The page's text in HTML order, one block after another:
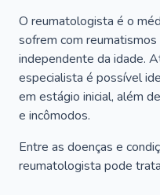
O reumatologista é o
sofrem com reumatismos
independente da idade.
especialista é possível
em estágio inicial, além
e incômodos.
Entre as doenças e
reumatologista pode